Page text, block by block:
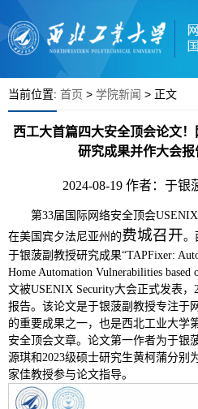
当前位置: 首页 > 学院新闻 > 正文
西工大首篇四大安全顶会论文
研究成果并作大会
2024-08-19 作者：于银
第33届国际网络安全顶会
在美国宾夕法尼亚州的费城召开。
于银菠副教授研究成果“TAPFixer:
Home Automation Vulnerabilities based
文被USENIX Security大会正式发表
报告。该论文是于银菠副教授专注于
的重要成果之一，也是西北工业大学
安全顶会文章。论文第一作者为于银
源琪和2023级硕士研究生黄柯蒲分别
家佳教授参与论文指导。